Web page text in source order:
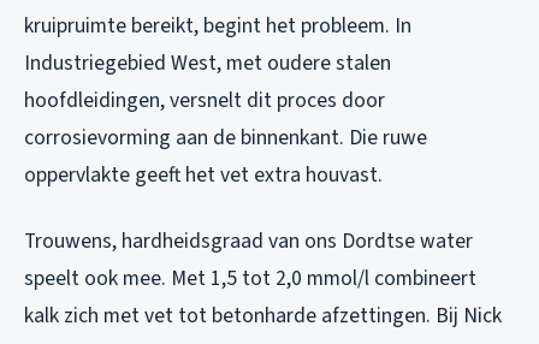
kruipruimte bereikt, begint het probleem. In
Industriegebied West, met oudere stalen
hoofdleidingen, versnelt dit proces door
corrosievorming aan de binnenkant. Die ruwe
oppervlakte geeft het vet extra houvast.
Trouwens, hardheidsgraad van ons Dordtse water
speelt ook mee. Met 1,5 tot 2,0 mmol/l combineert
kalk zich met vet tot betonharde afzettingen. Bij Nick